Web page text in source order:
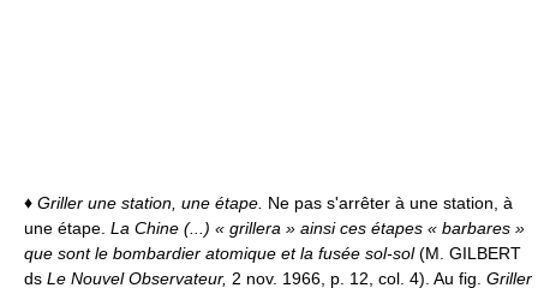
♦ Griller une station, une étape. Ne pas s'arrêter à une station, à
une étape. La Chine (...) « grillera » ainsi ces étapes « barbares »
que sont le bombardier atomique et la fusée sol-sol(M. GILBERT
ds Le Nouvel Observateur, 2 nov. 1966, p. 12, col. 4). Au fig. Griller